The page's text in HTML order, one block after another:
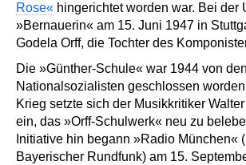
Rose« hingerichtet worden war. Bei der
»Bernauerin« am 15. Juni 1947 in
Godela Orff, die Tochter des
Die »Günther-Schule« war 1944 von den
Nationalsozialisten geschlossen
Krieg setzte sich der Musikkritiker
ein, das »Orff-Schulwerk« neu zu
Initiative hin begann »Radio München«
Bayerischer Rundfunk) am 15.